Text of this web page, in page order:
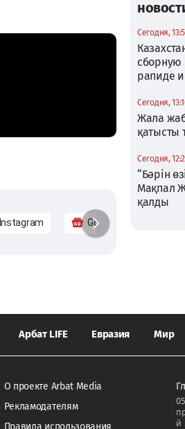
Instagram Google News
Сегодня,
сборную
рапиде
Сегодня,
Жала
қатысты
Сегодня,
“Бәрін
Мақпал
қалды
Арбат LIFE Евразия Мир
О проекте Arbat Media
Рекламодателям
Правила использования
й